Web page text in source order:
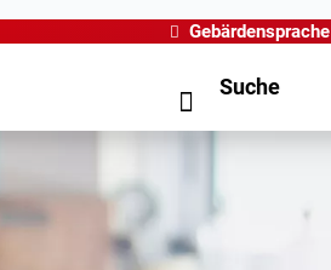
Gebärdensprache
Suche